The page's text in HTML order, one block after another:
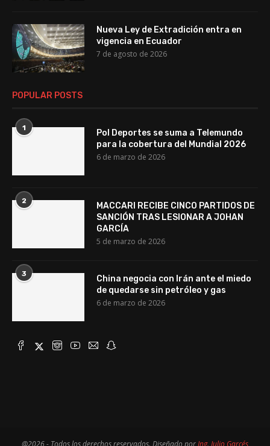
Nueva Ley de Extradición entra en
vigencia en Ecuador
7 de agosto de 2026
POPULAR POSTS
1
Pol Deportes se suma a Telemundo
para la cobertura del Mundial 2026
6 de marzo de 2026
2
MACCARI RECIBE CINCO PARTIDOS DE
SANCIÓN TRAS LESIONAR A JOHAN
GARCÍA
5 de marzo de 2026
3
China negocia con Irán ante el miedo
de quedarse sin petróleo y gas
6 de marzo de 2026
@2026 - Todos los derechos reservados. Diseñado porIng. Julio Garcés